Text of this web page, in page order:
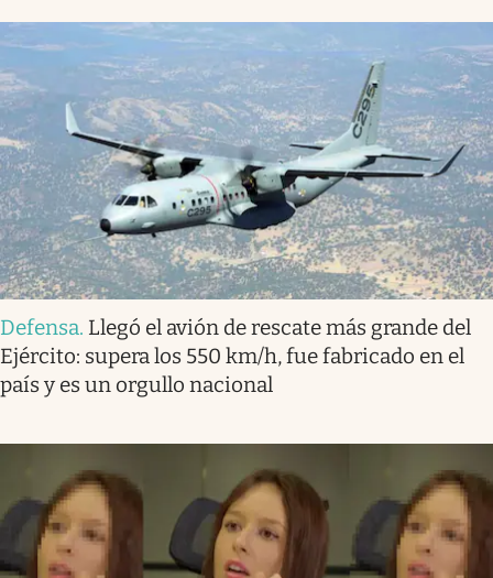
Defensa. Llegó el avión de rescate más grande del
Ejército: supera los 550 km/h, fue fabricado en el
país y es un orgullo nacional